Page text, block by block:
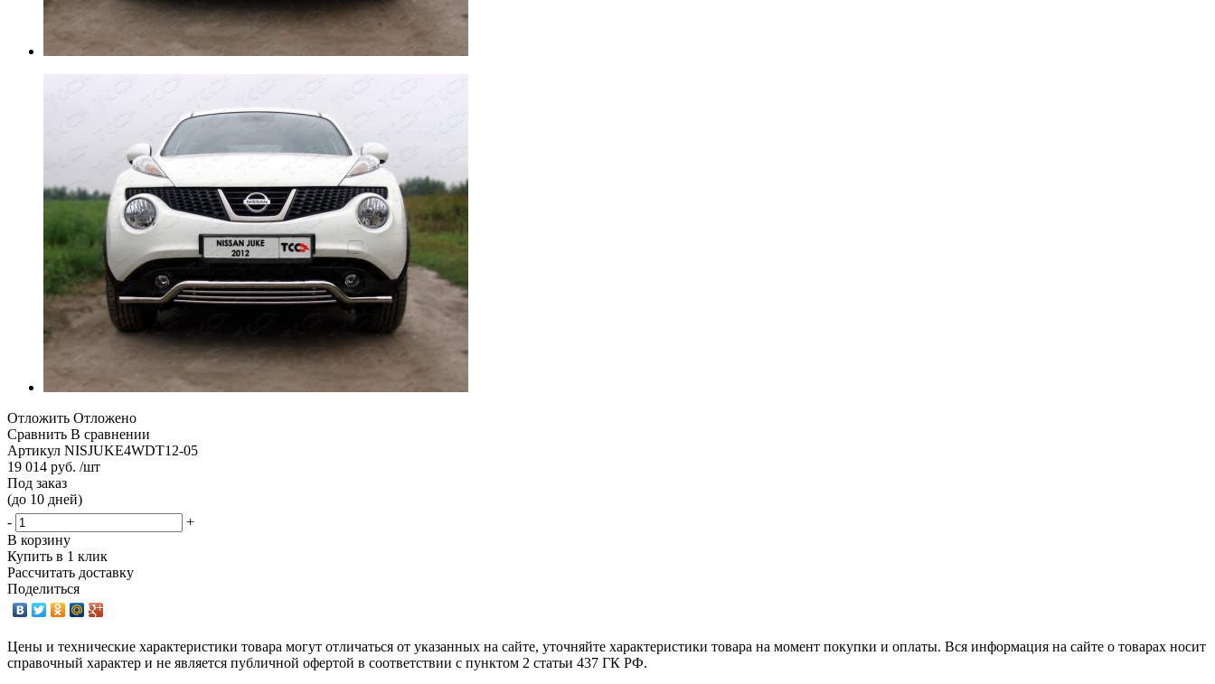
Отложить Отложено
Сравнить В сравнении
Артикул NISJUKE4WDT12-05
19 014 руб. /шт
Под заказ
(до 10 дней)
-
+
В корзину
Купить в 1 клик
Рассчитать доставку
Поделиться
Цены и технические характеристики товара могут отличаться от указанных на сайте, уточняйте характеристики товара на момент покупки и оплаты. Вся информация на сайте о товарах носит
справочный характер и не является публичной офертой в соответствии с пунктом 2 статьи 437 ГК РФ.